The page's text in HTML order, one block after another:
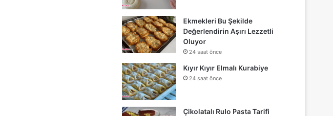
Ekmekleri Bu Şekilde
Değerlendirin Aşırı Lezzetli
Oluyor
24 saat önce
Kıyır Kıyır Elmalı Kurabiye
24 saat önce
Çikolatalı Rulo Pasta Tarifi